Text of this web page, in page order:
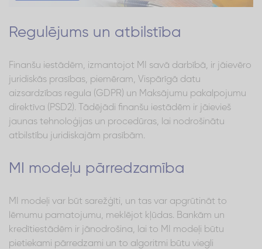
Regulējums un atbilstība
Finanšu iestādēm, izmantojot MI savā darbībā, ir jāievēro
juridiskās prasības, piemēram, Vispārīgā datu
aizsardzības regula (GDPR) un Maksājumu pakalpojumu
direktīva (PSD2). Tādējādi finanšu iestādēm ir jāievieš
jaunas tehnoloģijas un procedūras, lai nodrošinātu
atbilstību juridiskajām prasībām.
MI modeļu pārredzamība
MI modeļi var būt sarežģīti, un tas var apgrūtināt to
lēmumu pamatojumu, meklējot kļūdas. Bankām un
kredītiestādēm ir jānodrošina, lai to MI modeļi būtu
pietiekami pārredzami un to algoritmi būtu viegli